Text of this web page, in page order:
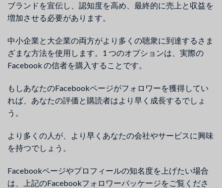
ブランドを宣伝し、認知度を高め、最終的に売上と収益を
増加させる必要があります。
中小企業と大企業の両方がより多くの聴衆に到達するさま
ざまな方法を使用します。1 つのオプションは、実際の
Facebook の信者を購入することです。
もしあなたのFacebookページがフォロワーを獲得してい
れば、あなたの評価と購読者はより早く成長するでしょ
う。
より多くの人が、より早くあなたの会社やサービスに興味
を持つでしょう。
Facebookページやプロフィールの知名度を上げたい場合
は、上記のFacebookフォロワーパッケージをご覧くださ